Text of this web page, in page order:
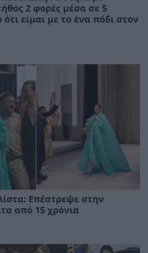
2 φορές μέσα σε 5
είμαι με το ένα πόδι στον
Επέστρεψε στην
από 15 χρόνια